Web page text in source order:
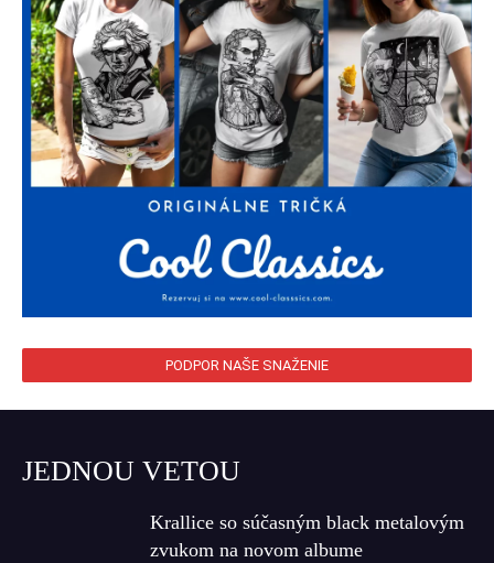
PODPOR NAŠE SNAŽENIE
JEDNOU VETOU
Krallice so súčasným black metalovým
zvukom na novom albume